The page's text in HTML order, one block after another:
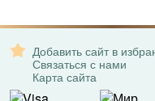
Добавить сайт в
Связаться с нами
Карта сайта